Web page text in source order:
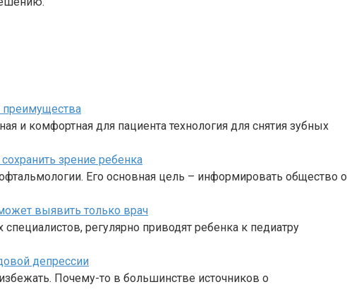
преимущества
и комфортная для пациента технология для снятия зубных
зрение ребенка
Его основная цель – информировать общество о
выявить только врач
регулярно приводят ребенка к педиатру
депрессии
Почему-то в большинстве источников о